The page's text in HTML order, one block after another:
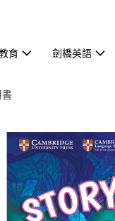
育 劍橋英語
書